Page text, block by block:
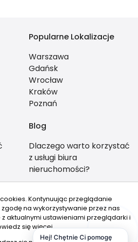
Popularne Lokalizacje
Warszawa
Gdańsk
Wrocław
Kraków
Poznań
Blog
Dlaczego warto korzystać
z usługi biura
nieruchomości?
nas tu
Kontynuując przeglądanie
na wykorzystywanie przez nas
aktualnymi ustawieniami przeglądarki i
się więcej
Hej! Chętnie Ci pomogę